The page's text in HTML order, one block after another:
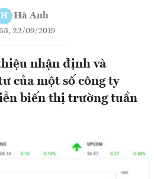
H Hà Anh
22/09/2019
nhận định và
của một số công ty
biến thị trường tuần